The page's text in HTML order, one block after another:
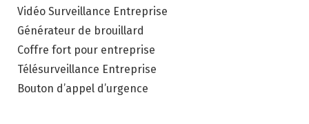
Vidéo Surveillance Entreprise
Générateur de brouillard
Coffre fort pour entreprise
Télésurveillance Entreprise
Bouton d’appel d’urgence